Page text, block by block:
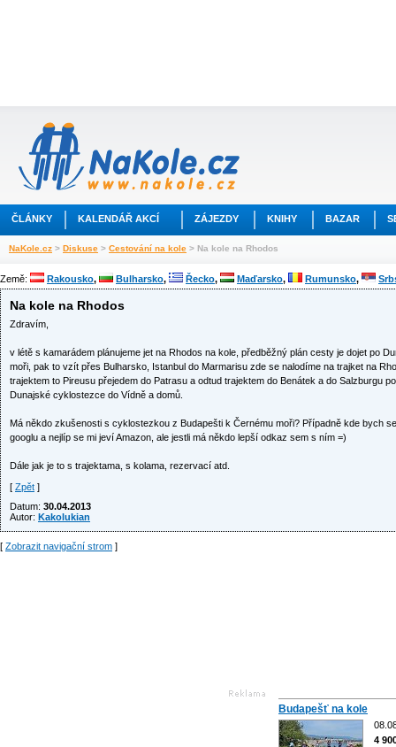
ČLÁNKY KALENDÁŘ AKCÍ ZÁJEZDY KNIHY BAZAR
NaKole.cz > Diskuse > Cestování na kole > Na kole na Rhodos
Země: Rakousko, Bulharsko, Řecko, Maďarsko, Rumunsko,
Na kole na Rhodos
Zdravím,
v létě s kamarádem plánujeme jet na Rhodos na kole, předběžný plán cesty je dojet po
moři, pak to vzít přes Bulharsko, Istanbul do Marmarisu zde se nalodíme na trajket na
trajektem to Pireusu přejedem do Patrasu a odtud trajektem do Benátek a do Salzburgu
Dunajské cyklostezce do Vídně a domů.
Má někdo zkušenosti s cyklostezkou z Budapešti k Černému moři? Případně kde bych
googlu a nejlíp se mi jeví Amazon, ale jestli má někdo lepší odkaz sem s ním =)
Dále jak je to s trajektama, s kolama, rezervací atd.
[ Zpět ]
Datum: 30.04.2013
Autor: Kakolukian
[ Zobrazit navigační strom ]
Budapešť na kole
4